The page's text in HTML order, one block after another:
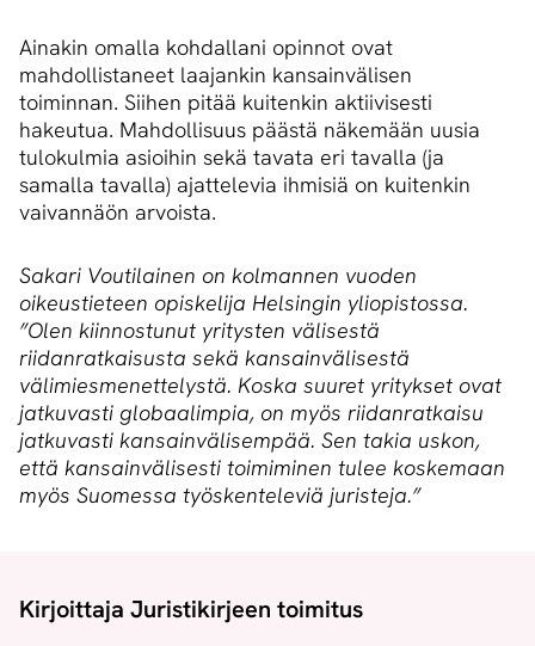
Ainakin omalla kohdallani opinnot ovat
mahdollistaneet laajankin kansainvälisen
toiminnan. Siihen pitää kuitenkin aktiivisesti
hakeutua. Mahdollisuus päästä näkemään uusia
tulokulmia asioihin sekä tavata eri tavalla (ja
samalla tavalla) ajattelevia ihmisiä on kuitenkin
vaivannäön arvoista.
Sakari Voutilainen on kolmannen vuoden
oikeustieteen opiskelija Helsingin yliopistossa.
”Olen kiinnostunut yritysten välisestä
riidanratkaisusta sekä kansainvälisestä
välimiesmenettelystä. Koska suuret yritykset ovat
jatkuvasti globaalimpia, on myös riidanratkaisu
jatkuvasti kansainvälisempää. Sen takia uskon,
että kansainvälisesti toimiminen tulee koskemaan
myös Suomessa työskenteleviä juristeja.”
Kirjoittaja Juristikirjeen toimitus